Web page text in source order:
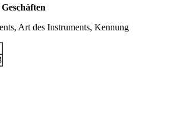
Art des Instruments, Kennung